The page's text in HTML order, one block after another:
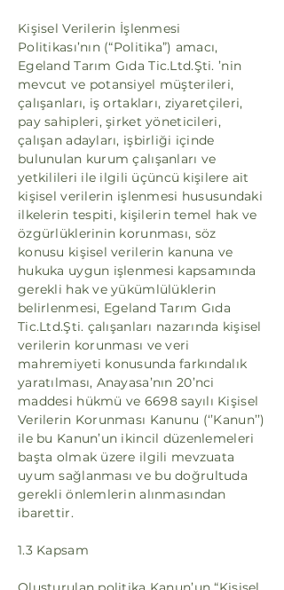
Kişisel Verilerin İşlenmesi
Politikası’nın (“Politika”) amacı,
Egeland Tarım Gıda Tic.Ltd.Şti. ’nin
mevcut ve potansiyel müşterileri,
çalışanları, iş ortakları, ziyaretçileri,
pay sahipleri, şirket yöneticileri,
çalışan adayları, işbirliği içinde
bulunulan kurum çalışanları ve
yetkilileri ile ilgili üçüncü kişilere ait
kişisel verilerin işlenmesi hususundaki
ilkelerin tespiti, kişilerin temel hak ve
özgürlüklerinin korunması, söz
konusu kişisel verilerin kanuna ve
hukuka uygun işlenmesi kapsamında
gerekli hak ve yükümlülüklerin
belirlenmesi, Egeland Tarım Gıda
Tic.Ltd.Şti. çalışanları nazarında kişisel
verilerin korunması ve veri
mahremiyeti konusunda farkındalık
yaratılması, Anayasa’nın 20’nci
maddesi hükmü ve 6698 sayılı Kişisel
Verilerin Korunması Kanunu (‘’Kanun’’)
ile bu Kanun’un ikincil düzenlemeleri
başta olmak üzere ilgili mevzuata
uyum sağlanması ve bu doğrultuda
gerekli önlemlerin alınmasından
ibarettir.
1.3 Kapsam